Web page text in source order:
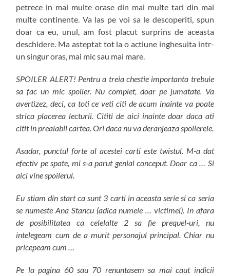
petrece in mai multe orase din mai multe tari din mai
multe continente. Va las pe voi sa le descoperiti, spun
doar ca eu, unul, am fost placut surprins de aceasta
deschidere. Ma asteptat tot la o actiune inghesuita intr-
un singur oras, mai mic sau mai mare.
SPOILER ALERT! Pentru a treia chestie importanta trebuie
sa fac un mic spoiler. Nu complet, doar pe jumatate. Va
avertizez, deci, ca toti ce veti citi de acum inainte va poate
strica placerea lecturii. Cititi de aici inainte doar daca ati
citit in prealabil cartea. Ori daca nu va deranjeaza spoilerele.
Asadar, punctul forte al acestei carti este twistul. M-a dat
efectiv pe spate, mi s-a parut genial conceput. Doar ca … Si
aici vine spoilerul.
Eu stiam din start ca sunt 3 carti in aceasta serie si ca seria
se numeste Ana Stancu (adica numele … victimei). In afara
de posibilitatea ca celelalte 2 sa fie prequel-uri, nu
intelegeam cum de a murit personajul principal. Chiar nu
pricepeam cum …
Pe la pagina 60 sau 70 renuntasem sa mai caut indicii